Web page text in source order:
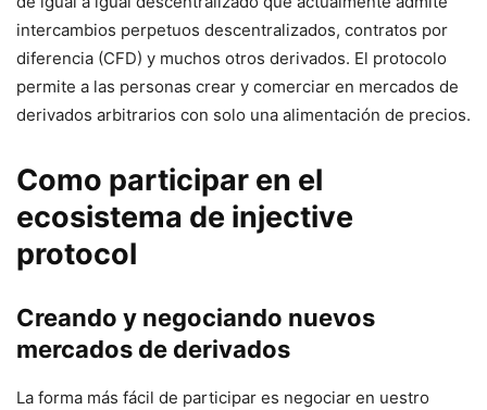
intercambios perpetuos descentralizados, contratos por
diferencia (CFD) y muchos otros derivados. El protocolo
permite a las personas crear y comerciar en mercados de
derivados arbitrarios con solo una alimentación de precios.
Como participar en el
ecosistema de injective
protocol
Creando y negociando nuevos
mercados de derivados
La forma más fácil de participar es negociar en uestro